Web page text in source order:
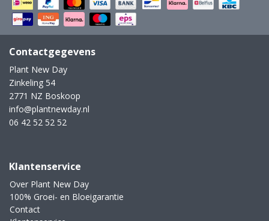
Contactgegevens
Plant New Day
Zinkeling 54
2771 NZ Boskoop
info@plantnewday.nl
06 42 52 52 52
Klantenservice
Over Plant New Day
100% Groei- en Bloeigarantie
Contact